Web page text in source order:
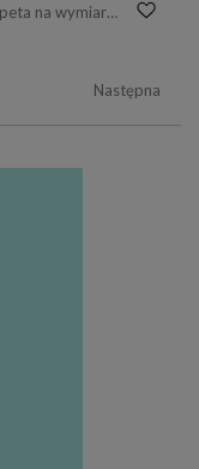
Fototapeta na wymiar Ślicznej małej zielonej kameleon jaszczurki kreskówki zwierzęcego projekta płaska wektorowa ilustracja odizolowywająca na białym tle
Następna